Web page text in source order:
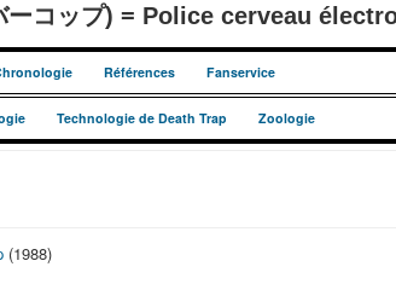
コップ) = Police cerveau
Références Fanservice
Technologie de Death Trap Zoologie
(1988)